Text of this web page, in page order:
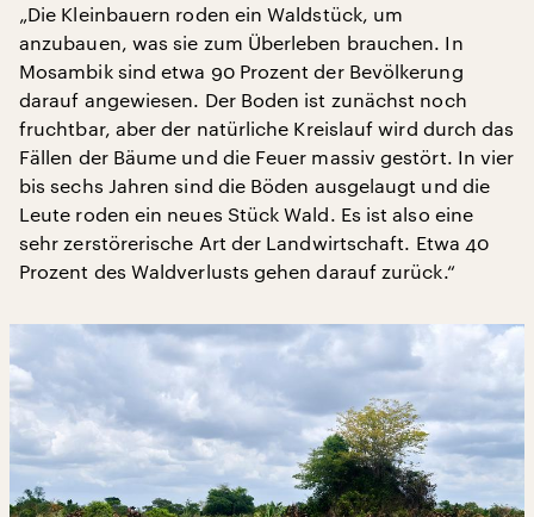
„Die Kleinbauern roden ein Waldstück, um
anzubauen, was sie zum Überleben brauchen. In
Mosambik sind etwa 90 Prozent der Bevölkerung
darauf angewiesen. Der Boden ist zunächst noch
fruchtbar, aber der natürliche Kreislauf wird durch das
Fällen der Bäume und die Feuer massiv gestört. In vier
bis sechs Jahren sind die Böden ausgelaugt und die
Leute roden ein neues Stück Wald. Es ist also eine
sehr zerstörerische Art der Landwirtschaft. Etwa 40
Prozent des Waldverlusts gehen darauf zurück.“